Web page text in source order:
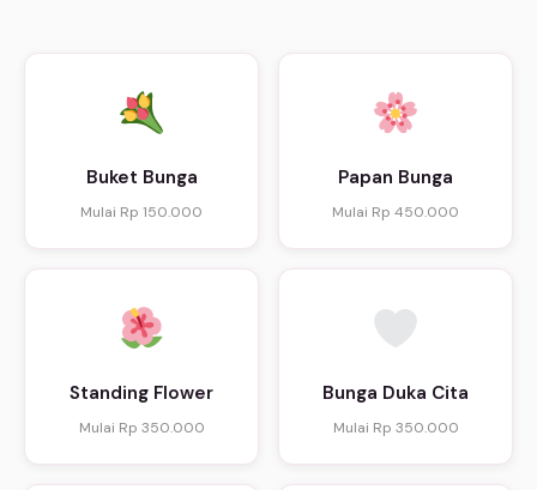
Buket Bunga
Mulai Rp 150.000
Papan Bunga
Mulai Rp 450.000
Standing Flower
Mulai Rp 350.000
Bunga Duka Cita
Mulai Rp 350.000